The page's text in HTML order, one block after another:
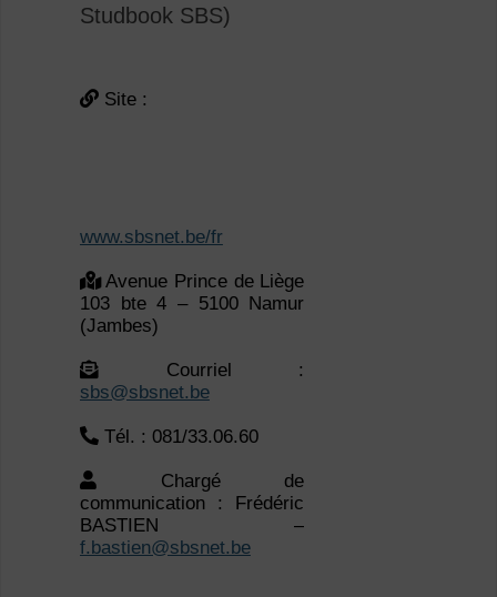
Studbook SBS)
Site :
www.sbsnet.be/fr
Avenue Prince de Liège
103 bte 4 – 5100 Namur
(Jambes)
Courriel :
sbs@sbsnet.be
Tél. : 081/33.06.60
Chargé de
communication : Frédéric
BASTIEN –
f.bastien@sbsnet.be